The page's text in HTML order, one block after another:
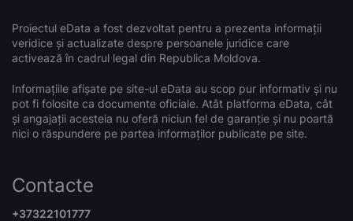
Proiectul eData a fost dezvoltat pentru a prezenta informații
veridice și actualizate despre persoanele juridice care
activează în cadrul legal din Republica Moldova.
Informațiile afișate pe site-ul eData au scop pur informativ și nu
pot fi folosite ca documente oficiale. Atât platforma eData, cât
și angajații acesteia nu oferă niciun fel de garanție și nu poartă
nici o răspundere pe partea informaților publicate pe site.
Contacte
+37322101777